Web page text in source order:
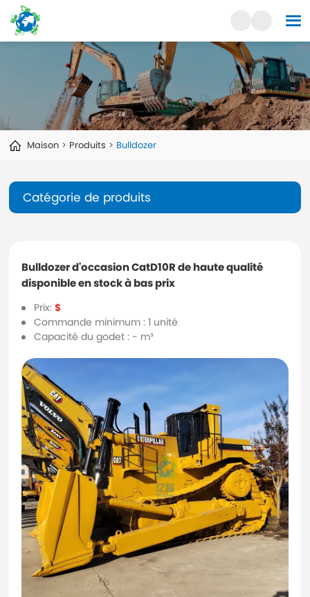
Maison Produits Bulldozer
Catégorie de produits
Bulldozer d'occasion CatD10R de haute qualité
disponible en stock à bas prix
Prix:$
Commande minimum : 1 unité
Capacité du godet : - m³